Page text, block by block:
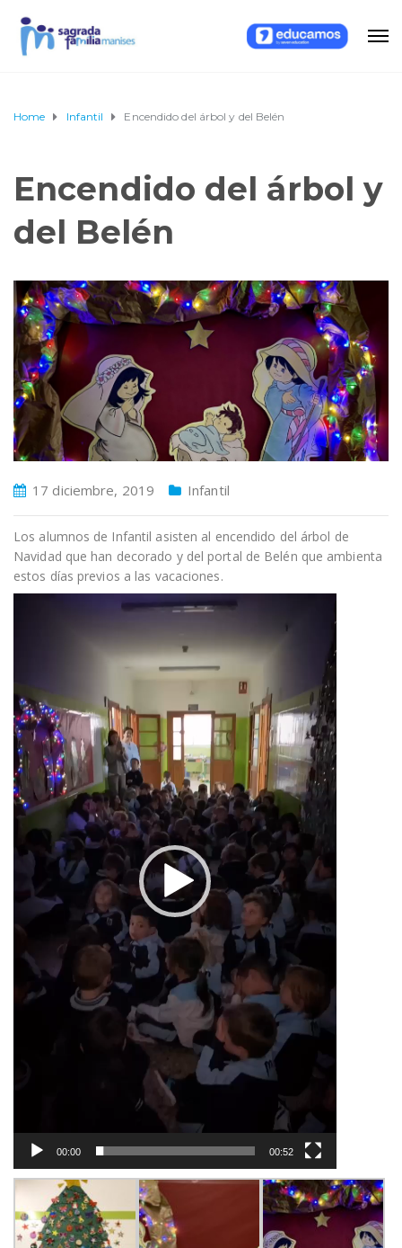
Home Infantil Encendido del árbol y del Belén
Encendido del árbol y
del Belén
17 diciembre, 2019 Infantil
Los alumnos de Infantil asisten al encendido del árbol de
Navidad que han decorado y del portal de Belén que ambienta
estos días previos a las vacaciones.
00:00 00:52